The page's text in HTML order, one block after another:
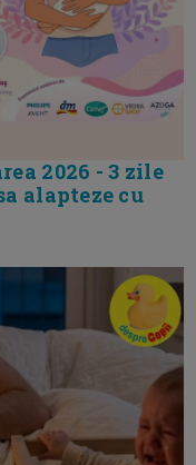
2026 - 3 zile
alapteze cu